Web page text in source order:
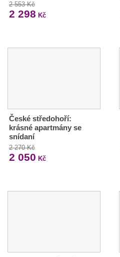
2 553 Kč
2 298 Kč
České středohoří:
krásné apartmány se
snídaní
2 270 Kč
2 050 Kč